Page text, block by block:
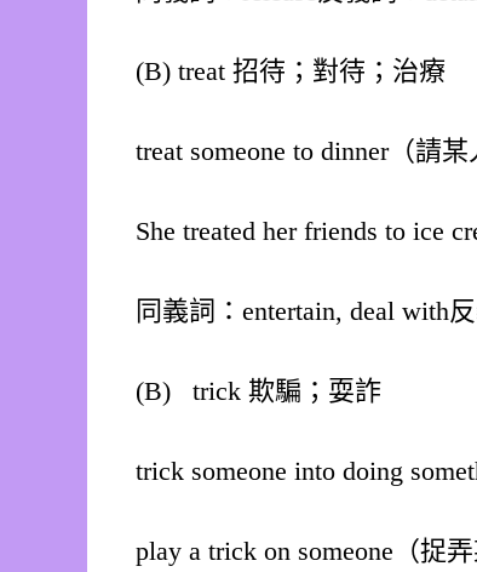
(B) treat 招待；對待；治療
treat someone to dinner（請
She treated her friends to ice
同義詞：entertain, deal with
(B) trick 欺騙；耍詐
trick someone into doing
play a trick on someone（捉弄